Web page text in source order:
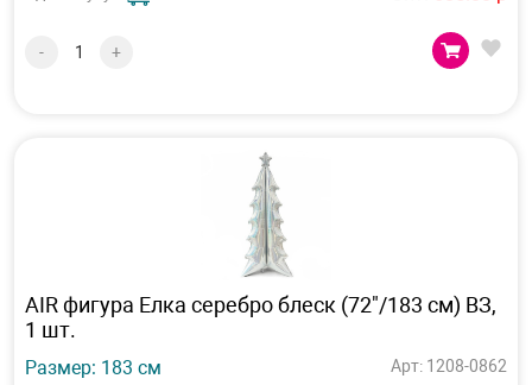
- +
AIR фигура Елка серебро блеск (72"/183 см) ВЗ,
1 шт.
Размер: 183 см
Арт: 1208-0862